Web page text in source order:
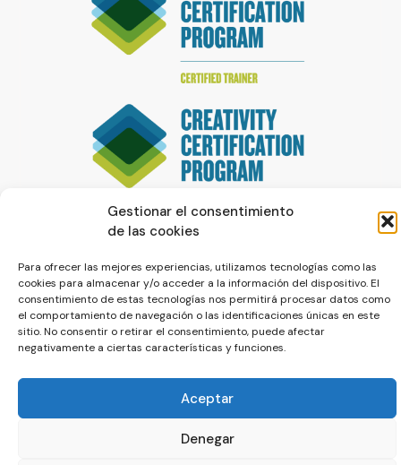
Gestionar el consentimiento
de las cookies
Para ofrecer las mejores experiencias, utilizamos tecnologías como las
cookies para almacenar y/o acceder a la información del dispositivo. El
consentimiento de estas tecnologías nos permitirá procesar datos como
el comportamiento de navegación o las identificaciones únicas en este
sitio. No consentir o retirar el consentimiento, puede afectar
negativamente a ciertas características y funciones.
Aceptar
Denegar
© La Servilleta - El Blog de Paco Prieto
Política de cookiesPolítica de privacidad